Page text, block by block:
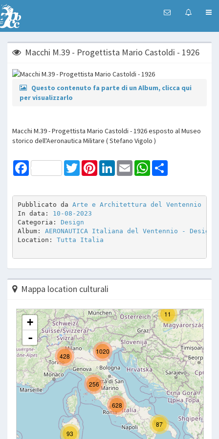
Macchi M.39 - Progettista Mario Castoldi - 1926
Questo contenuto fa parte di un Album, clicca qui
per visualizzarlo
Macchi M.39 - Progettista Mario Castoldi - 1926 esposto al Museo
storico dell'Aeronautica Militare ( Stefano Vigolo )
Facebook TwitterPinterestLinkedInEmail WhatsApp
Pubblicato da Arte e Architettura del Ventennio
In data: 10-08-2023
Categoria: Design
Album: AERONAUTICA Italiana del Ventennio - Design
Location: Tutta Italia
Mappa location culturali